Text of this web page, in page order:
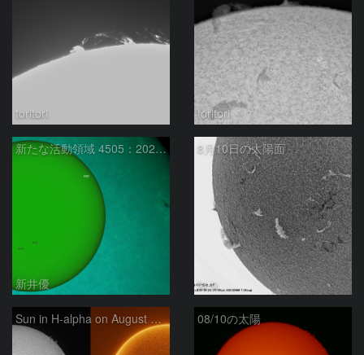
toritori toritori
新たな活動領域 4505：2026/08/10
新井優
8月10日の太陽面
ta-o
Sun in H-alpha on August 10, 2026 08/10の太陽